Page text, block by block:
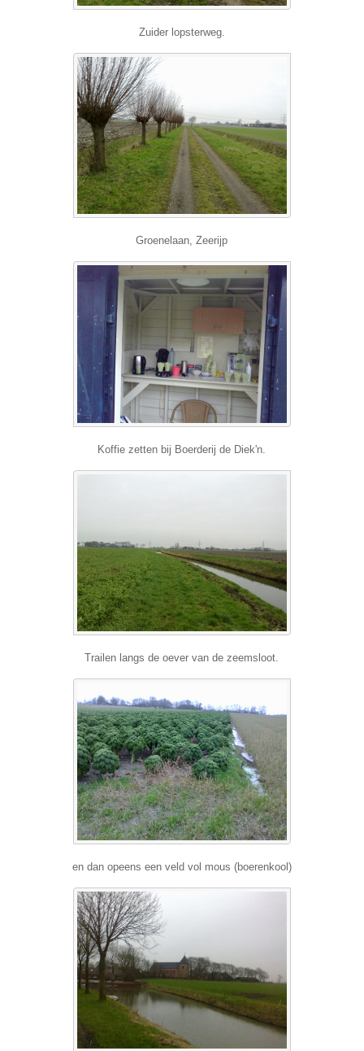
Zuider lopsterweg.
Groenelaan, Zeerijp
Koffie zetten bij Boerderij de Diek'n.
Trailen langs de oever van de zeemsloot.
en dan opeens een veld vol mous (boerenkool)